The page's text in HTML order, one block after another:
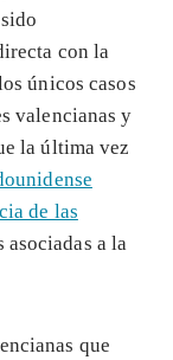
con la
únicos casos
valencianas y
la última vez
de las
asociadas a la
que